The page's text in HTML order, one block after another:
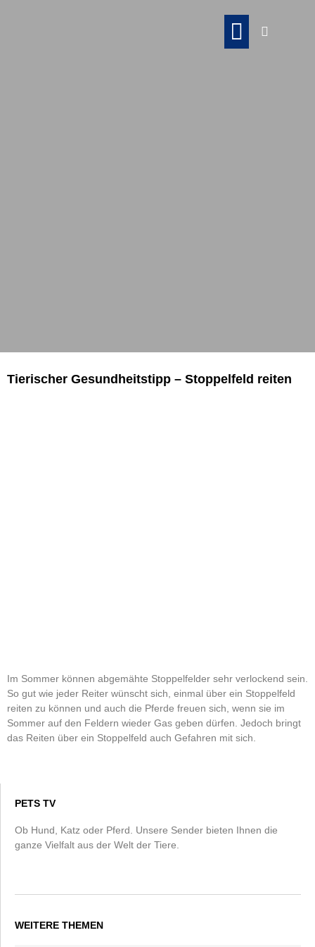
Tierischer Gesundheitstipp – Stoppelfeld reiten
Im Sommer können abgemähte Stoppelfelder sehr verlockend sein.
So gut wie jeder Reiter wünscht sich, einmal über ein Stoppelfeld
reiten zu können und auch die Pferde freuen sich, wenn sie im
Sommer auf den Feldern wieder Gas geben dürfen. Jedoch bringt
das Reiten über ein Stoppelfeld auch Gefahren mit sich.
PETS TV
Ob Hund, Katz oder Pferd. Unsere Sender bieten Ihnen die
ganze Vielfalt aus der Welt der Tiere.
WEITERE THEMEN